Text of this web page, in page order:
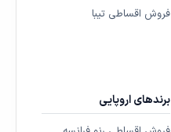
فروش اقساطی تیبا
برندهای اروپایی